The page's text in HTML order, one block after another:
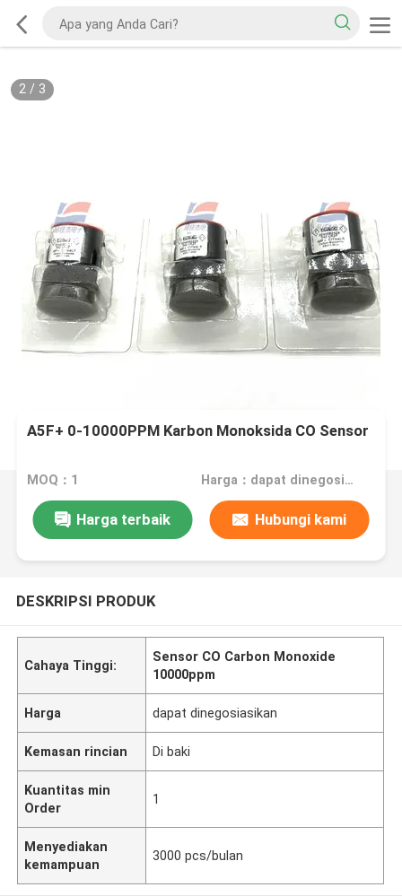
2/ 3
A5F+ 0-10000PPM Karbon Monoksida CO Sensor
MOQ：1 Harga：dapat dinegosiasikan
Harga terbaik Hubungi kami
DESKRIPSI PRODUK
Cahaya Tinggi:
Sensor CO Carbon Monoxide
10000ppm
Harga dapat dinegosiasikan
Kemasan rincian Di baki
Kuantitas min
Order
1
Menyediakan
kemampuan
3000 pcs/bulan